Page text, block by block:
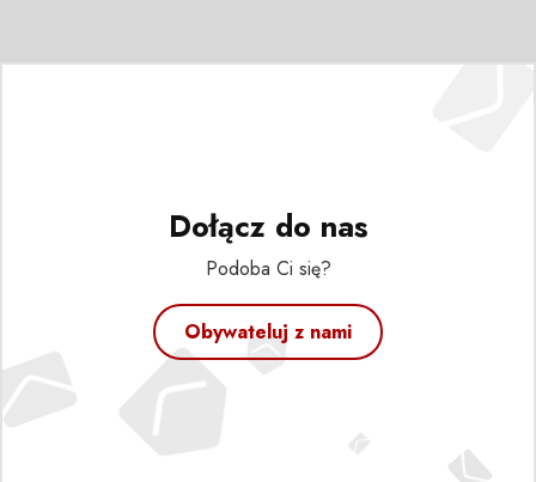
Dołącz do nas
Podoba Ci się?
Obywateluj z nami